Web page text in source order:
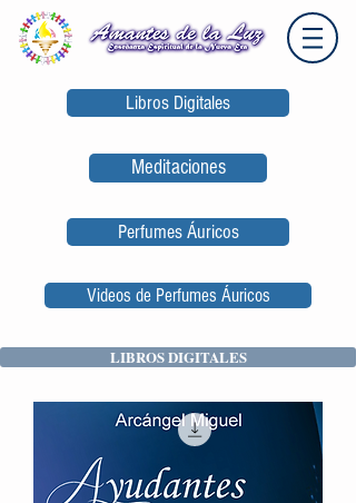
Libros Digitales
Meditaciones
Perfumes Áuricos
Videos de Perfumes Áuricos
LIBROS DIGITALES